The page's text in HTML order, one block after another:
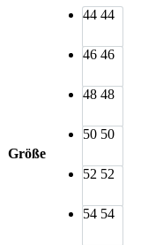
Größe
44 44
46 46
48 48
50 50
52 52
54 54